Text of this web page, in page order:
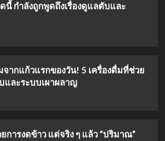
นี้ กำลังถูกพูดถึงเรื่องดูแลตับและ
จากแก้วแรกของวัน! 5 เครื่องดื่มที่ช่วย
และระบบเผาผลาญ
ารงดข้าว แต่จริง ๆ แล้ว “ปริมาณ”